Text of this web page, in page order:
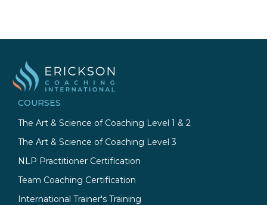
COURSES
The Art & Science of Coaching Level 1 & 2
The Art & Science of Coaching Level 3
NLP Practitioner Certification
Team Coaching Certification
International Trainer's Training